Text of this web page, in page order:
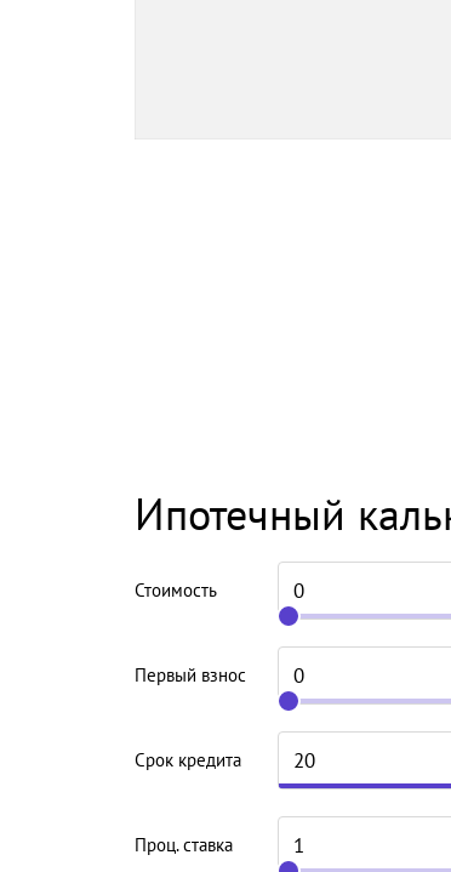
Ипотечный
Стоимость
Первый взнос
Срок кредита
Проц. ставка